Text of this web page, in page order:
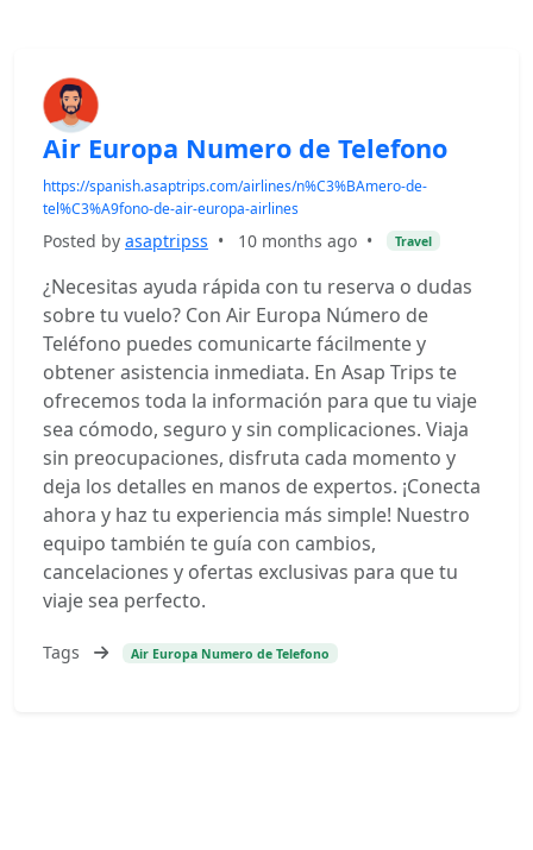
Air Europa Numero de Telefono
https://spanish.asaptrips.com/airlines/n%C3%BAmero-de-
tel%C3%A9fono-de-air-europa-airlines
Posted by asaptripss • 10 months ago • Travel
¿Necesitas ayuda rápida con tu reserva o dudas
sobre tu vuelo? Con Air Europa Número de
Teléfono puedes comunicarte fácilmente y
obtener asistencia inmediata. En Asap Trips te
ofrecemos toda la información para que tu viaje
sea cómodo, seguro y sin complicaciones. Viaja
sin preocupaciones, disfruta cada momento y
deja los detalles en manos de expertos. ¡Conecta
ahora y haz tu experiencia más simple! Nuestro
equipo también te guía con cambios,
cancelaciones y ofertas exclusivas para que tu
viaje sea perfecto.
Tags Air Europa Numero de Telefono